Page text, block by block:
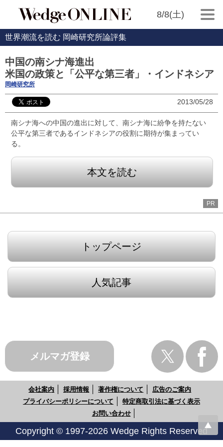
8/8(土)
世界潮流を読む 岡崎研究所論評集
中国の南シナ海進出
米国の政策と「公平な第三者」・インドネシア
岡崎研究所
2013/05/28
南シナ海への中国の進出に対して、南シナ海に紛争を持たない
公平な第三者であるインドネシアの役割に期待が集まってい
る。
本文を読む
PR
トップページ
人気記事
メルマガ登録
会社案内 採用情報 著作権について
広告のご案内
プライバシーポリシーについて
特定商取引法に基づく表示
お問い合わせ
Copyright © 1997-2026 Wedge Rights Reserved